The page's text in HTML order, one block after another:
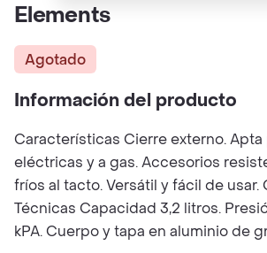
Elements
Agotado
Información del producto
Características Cierre externo. Apta
eléctricas y a gas. Accesorios
fríos al tacto. Versátil y fácil de usar.
Técnicas Capacidad 3,2 litros.
kPA. Cuerpo y tapa en aluminio de